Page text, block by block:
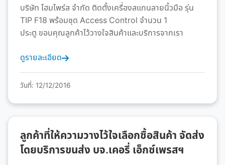
บริษัท โฮมไพร์ส จำกัด ติดตั้งเครื่องสแกนลายนิ้วมือ รุ่น
TIP F18 พร้อมชุด Access Control จำนวน 1
ประตู ขอบคุณลูกค้าไว้วางใจสินค้าและบริการจากเรา
ดูรายละเอียด
วันที่: 12/12/2016
ลูกค้าที่ให้ความวางไว้ใจเลือกซื้อสินค้า จัดส่ง
โดยบริการขนส่ง บจ.เคอรี่ เอ็กซ์เพรสฯ